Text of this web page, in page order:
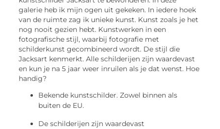
galerie heb ik mijn ogen uit gekeken. In iedere hoek
van de ruimte zag ik unieke kunst. Kunst zoals je het
nog nooit gezien hebt. Kunstwerken in een
fotografische stijl, waarbij fotografie met
schilderkunst gecombineerd wordt. De stijl die
Jacksart kenmerkt. Alle schilderijen zijn waardevast
en kun je na 5 jaar weer inruilen als je dat wenst. Hoe
handig?
Bekende kunstschilder. Zowel binnen als
buiten de EU.
De schilderijen zijn waardevast